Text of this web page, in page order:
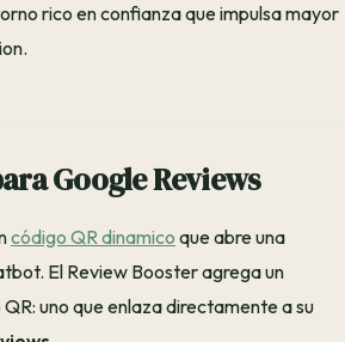
rico en confianza que impulsa mayor
Google Reviews
código QR dinamico que abre una
El Review Booster agrega un
uno que enlaza directamente a su